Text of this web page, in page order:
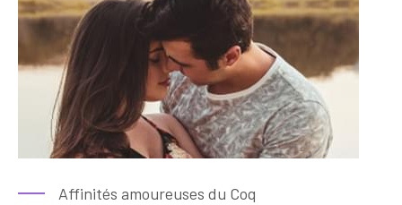
Affinités amoureuses du Coq